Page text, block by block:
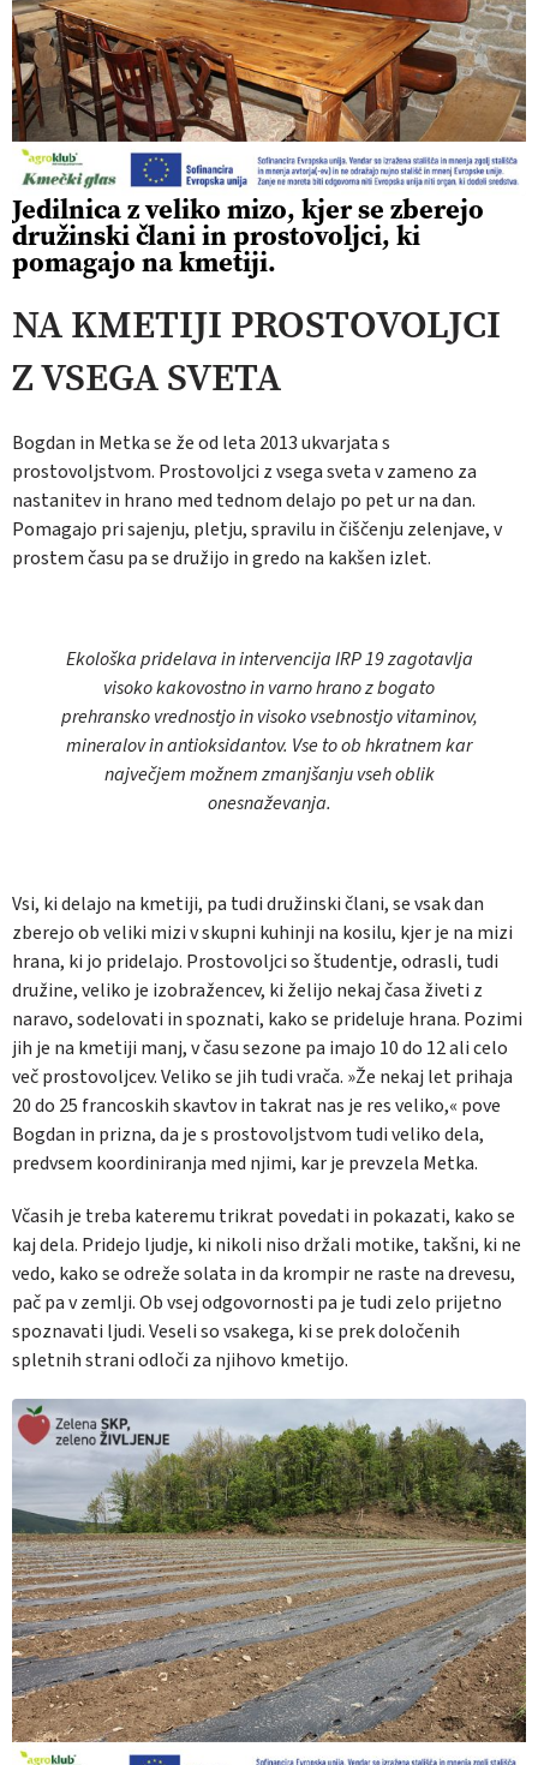
Jedilnica z veliko mizo, kjer se zberejo
družinski člani in prostovoljci, ki
pomagajo na kmetiji.
NA KMETIJI PROSTOVOLJCI
Z VSEGA SVETA
Bogdan in Metka se že od leta 2013 ukvarjata s
prostovoljstvom. Prostovoljci z vsega sveta v zameno za
nastanitev in hrano med tednom delajo po pet ur na dan.
Pomagajo pri sajenju, pletju, spravilu in čiščenju zelenjave, v
prostem času pa se družijo in gredo na kakšen izlet.
Ekološka pridelava in intervencija IRP 19 zagotavlja
visoko kakovostno in varno hrano z bogato
prehransko vrednostjo in visoko vsebnostjo vitaminov,
mineralov in antioksidantov. Vse to ob hkratnem kar
največjem možnem zmanjšanju vseh oblik
onesnaževanja.
Vsi, ki delajo na kmetiji, pa tudi družinski člani, se vsak dan
zberejo ob veliki mizi v skupni kuhinji na kosilu, kjer je na mizi
hrana, ki jo pridelajo. Prostovoljci so študentje, odrasli, tudi
družine, veliko je izobražencev, ki želijo nekaj časa živeti z
naravo, sodelovati in spoznati, kako se prideluje hrana. Pozimi
jih je na kmetiji manj, v času sezone pa imajo 10 do 12 ali celo
več prostovoljcev. Veliko se jih tudi vrača. »Že nekaj let prihaja
20 do 25 francoskih skavtov in takrat nas je res veliko,« pove
Bogdan in prizna, da je s prostovoljstvom tudi veliko dela,
predvsem koordiniranja med njimi, kar je prevzela Metka.
Včasih je treba kateremu trikrat povedati in pokazati, kako se
kaj dela. Pridejo ljudje, ki nikoli niso držali motike, takšni, ki ne
vedo, kako se odreže solata in da krompir ne raste na drevesu,
pač pa v zemlji. Ob vsej odgovornosti pa je tudi zelo prijetno
spoznavati ljudi. Veseli so vsakega, ki se prek določenih
spletnih strani odloči za njihovo kmetijo.